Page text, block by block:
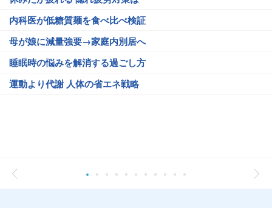
内科医が低糖質麺を食べ比べ検証
母が娘に減量強要→家庭内別居へ
睡眠時の悩みを解消する過ごし方
運動より代謝 人体の省エネ戦略